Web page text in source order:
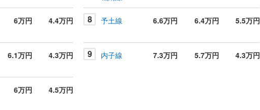
6万円 4.4万円
6.1万円 4.3万円
6万円 4.5万円
8 予土線 6.6万円 6.4万円 5.5万円
9 内子線 7.3万円 5.7万円 4.3万円